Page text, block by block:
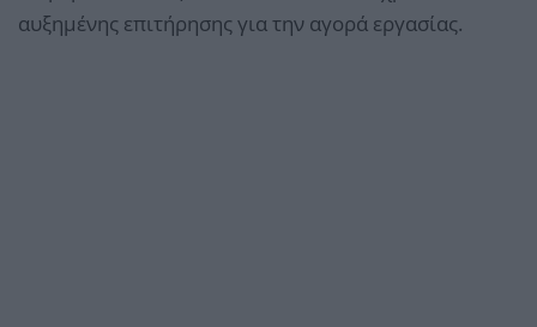
αυξημένης επιτήρησης για την αγορά εργασίας.